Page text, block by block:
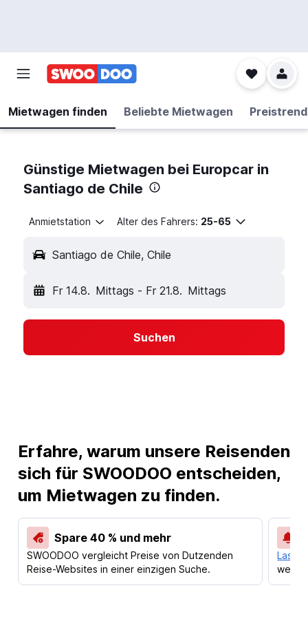
Mietwagen finden Beliebte Mietwagen
Günstige Mietwagen bei Europcar in
Santiago de Chile
Anmietstation Alter des Fahrers: 25-65
Santiago de Chile, Chile
Fr 14.8. Mittags - Fr 21.8. Mittags
Suchen
Erfahre, warum unsere Reisenden
sich für SWOODOO entscheiden,
um Mietwagen zu finden.
Spare 40 % und mehr
SWOODOO vergleicht Preise von Dutzenden
Reise-Websites in einer einzigen Suche.
Lass